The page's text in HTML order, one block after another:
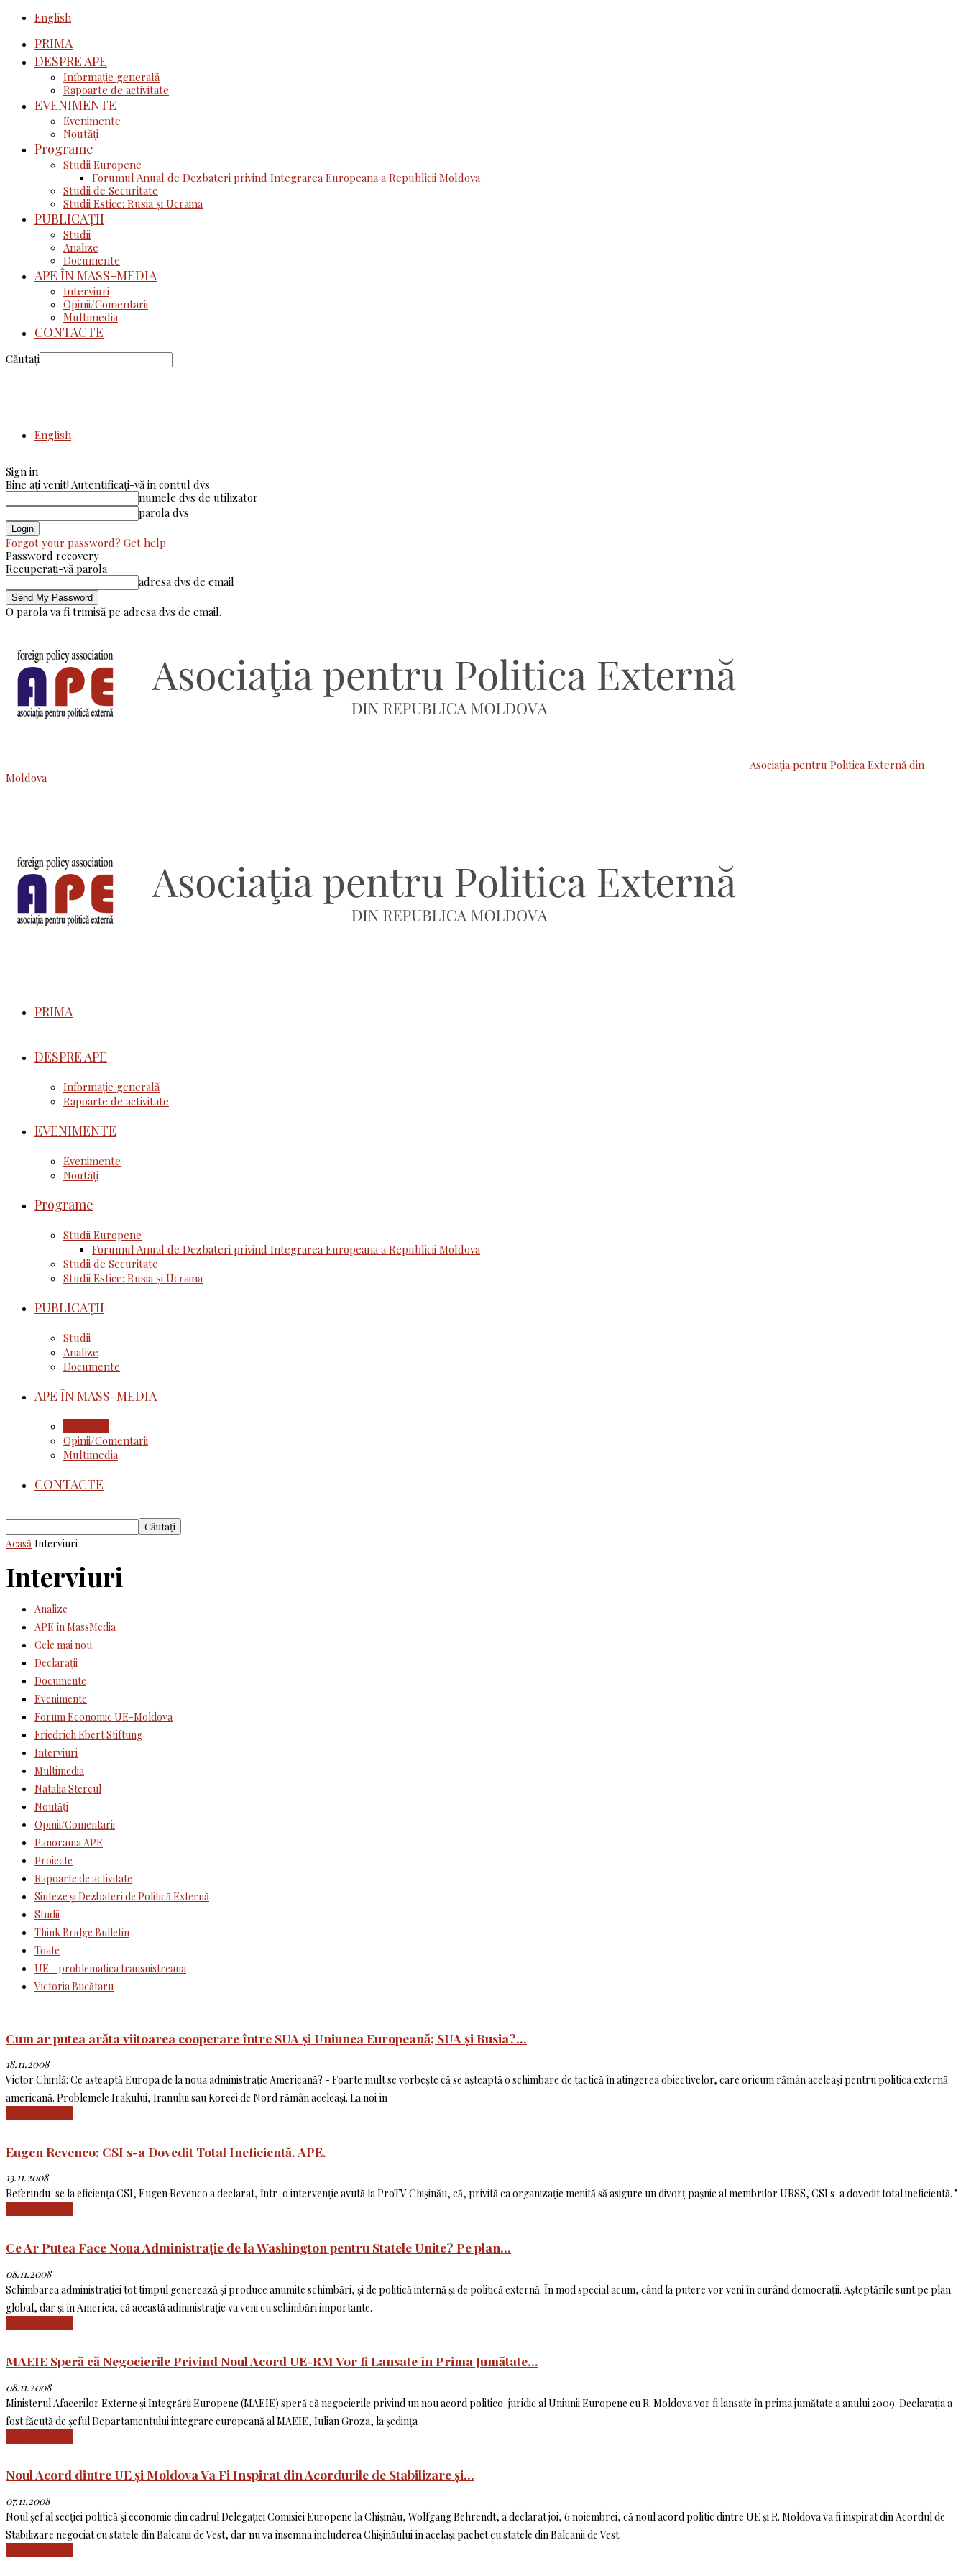
English
PRIMA
DESPRE APE
Informație generală
Rapoarte de activitate
EVENIMENTE
Evenimente
Noutăţi
Programe
Studii Europene
Forumul Anual de Dezbateri privind Integrarea Europeana a Republicii Moldova
Studii de Securitate
Studii Estice: Rusia și Ucraina
PUBLICAȚII
Studii
Analize
Documente
APE ÎN MASS-MEDIA
Interviuri
Opinii/Comentarii
Multimedia
CONTACTE
Căutați
English
Sign in
Bine ați venit! Autentificați-vă in contul dvs
numele dvs de utilizator
parola dvs
Forgot your password? Get help
Password recovery
Recuperați-vă parola
adresa dvs de email
O parola va fi trimisă pe adresa dvs de email.
Asociaţia pentru Politica Externă din
Moldova
PRIMA
DESPRE APE
Informație generală
Rapoarte de activitate
EVENIMENTE
Evenimente
Noutăţi
Programe
Studii Europene
Forumul Anual de Dezbateri privind Integrarea Europeana a Republicii Moldova
Studii de Securitate
Studii Estice: Rusia și Ucraina
PUBLICAȚII
Studii
Analize
Documente
APE ÎN MASS-MEDIA
Opinii/Comentarii
Multimedia
CONTACTE
Acasă Interviuri
Interviuri
Analize
APE în MassMedia
Cele mai nou
Declaraţii
Documente
Evenimente
Forum Economic UE-Moldova
Friedrich Ebert Stiftung
Interviuri
Multimedia
Natalia Stercul
Noutăţi
Opinii/Comentarii
Panorama APE
Proiecte
Rapoarte de activitate
Sinteze şi Dezbateri de Politică Externă
Studii
Think Bridge Bulletin
Toate
UE - problematica transnistreana
Victoria Bucătaru
Cum ar putea arăta viitoarea cooperare între SUA și Uniunea Europeană; SUA și Rusia?...
18.11.2008
Victor Chirilă: Ce asteaptă Europa de la noua administrație Americană? - Foarte mult se vorbește că se așteaptă o schimbare de tactică în atingerea obiectivelor, care oricum rămân aceleași pentru politica externă
americană. Problemele Irakului, Iranului sau Koreei de Nord rămân aceleași. La noi în
Eugen Revenco: CSI s-a Dovedit Total Ineficientă. APE.
13.11.2008
Referindu-se la eficiența CSI, Eugen Revenco a declarat, într-o intervenție avută la ProTV Chișinău, că, privită ca organizație menită să asigure un divorț pașnic al membrilor URSS, CSI s-a dovedit total ineficientă. "
Ce Ar Putea Face Noua Administrație de la Washington pentru Statele Unite? Pe plan...
08.11.2008
Schimbarea administrației tot timpul generează și produce anumite schimbări, și de politică internă și de politică externă. În mod special acum, când la putere vor veni în curând democrații. Așteptările sunt pe plan
global, dar și în America, că această administrație va veni cu schimbări importante.
MAEIE Speră că Negocierile Privind Noul Acord UE-RM Vor fi Lansate în Prima Jumătate...
08.11.2008
Ministerul Afacerilor Externe și Integrării Europene (MAEIE) speră că negocierile privind un nou acord politico-juridic al Uniunii Europene cu R. Moldova vor fi lansate în prima jumătate a anului 2009. Declarația a
fost făcută de șeful Departamentului integrare europeană al MAEIE, Iulian Groza, la ședința
Noul Acord dintre UE și Moldova Va Fi Inspirat din Acordurile de Stabilizare și...
07.11.2008
Noul șef al secției politică și economie din cadrul Delegației Comisiei Europene la Chișinău, Wolfgang Behrendt, a declarat joi, 6 noiembrei, că noul acord politic dintre UE și R. Moldova va fi inspirat din Acordul de
Stabilizare negociat cu statele din Balcanii de Vest, dar nu va însemna includerea Chișinăului în același pachet cu statele din Balcanii de Vest.